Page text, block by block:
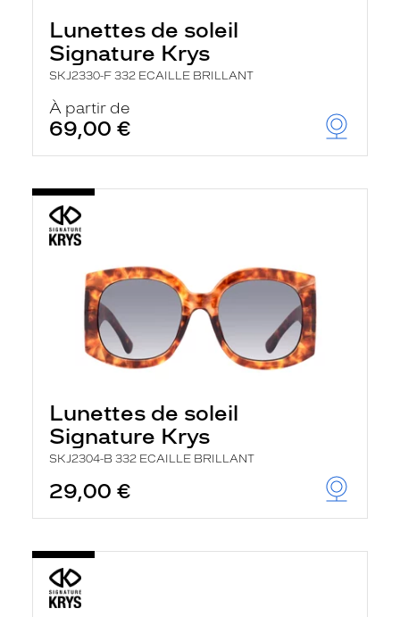
Lunettes de soleil
Signature Krys
SKJ2330-F 332 ECAILLE BRILLANT
À partir de
69,00 €
Lunettes de soleil
Signature Krys
SKJ2304-B 332 ECAILLE BRILLANT
29,00 €